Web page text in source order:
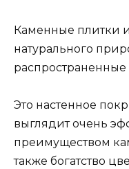
Каменные плитки
натурального
Это настенное
выглядит очень
преимуществом
также богатство